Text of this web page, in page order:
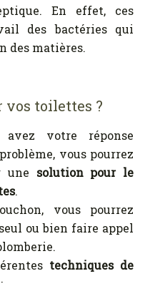
En effet, ces
des bactéries qui
des matières.
vos toilettes ?
votre réponse
vous pourrez
une solution pour le
.
vous pourrez
ou bien faire appel
techniques de